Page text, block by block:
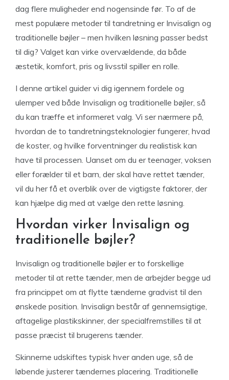
dag flere muligheder end nogensinde før. To af de
mest populære metoder til tandretning er Invisalign og
traditionelle bøjler – men hvilken løsning passer bedst
til dig? Valget kan virke overvældende, da både
æstetik, komfort, pris og livsstil spiller en rolle.
I denne artikel guider vi dig igennem fordele og
ulemper ved både Invisalign og traditionelle bøjler, så
du kan træffe et informeret valg. Vi ser nærmere på,
hvordan de to tandretningsteknologier fungerer, hvad
de koster, og hvilke forventninger du realistisk kan
have til processen. Uanset om du er teenager, voksen
eller forælder til et barn, der skal have rettet tænder,
vil du her få et overblik over de vigtigste faktorer, der
kan hjælpe dig med at vælge den rette løsning.
Hvordan virker Invisalign og
traditionelle bøjler?
Invisalign og traditionelle bøjler er to forskellige
metoder til at rette tænder, men de arbejder begge ud
fra princippet om at flytte tænderne gradvist til den
ønskede position. Invisalign består af gennemsigtige,
aftagelige plastikskinner, der specialfremstilles til at
passe præcist til brugerens tænder.
Skinnerne udskiftes typisk hver anden uge, så de
løbende justerer tændernes placering. Traditionelle